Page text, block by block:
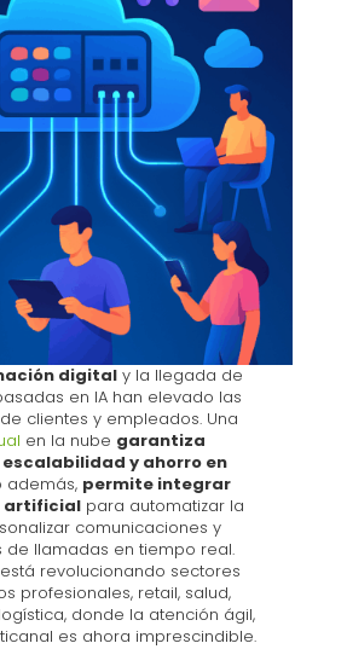
digital y la llegada de
en IA han elevado las
clientes y empleados. Una
en la nube garantiza
y ahorro en
además, permite integrar
artificial para automatizar la
comunicaciones y
de llamadas en tiempo real.
revolucionando sectores
profesionales, retail, salud,
donde la atención ágil,
es ahora imprescindible.